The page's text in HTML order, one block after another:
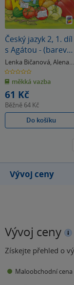
Český jazyk 2, 1. díl
s Agátou - (barevný
pracovní sešit)(2-
63)
Lenka Bičanová Alena
Bára Doležalová
0.0
z
5
hvězdiček
měkká vazba
61 Kč
Běžně 64 Kč
Do košíku
Vývoj ceny
Vývoj ceny
Získejte přehled o
Maloobchodní cena